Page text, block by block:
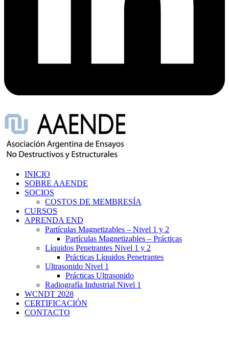
INICIO
SOBRE AAENDE
SOCIOS
COSTOS DE MEMBRESÍA
CURSOS
APRENDA END
Partículas Magnetizables – Nivel 1 y 2
Partículas Magnetizables – Prácticas
Líquidos Penetrantes Nivel 1 y 2
Prácticas Líquidos Penetrantes
Ultrasonido Nivel 1
Prácticas Ultrasonido
Radiografía Industrial Nivel 1
WCNDT 2028
CERTIFICACIÓN
CONTACTO